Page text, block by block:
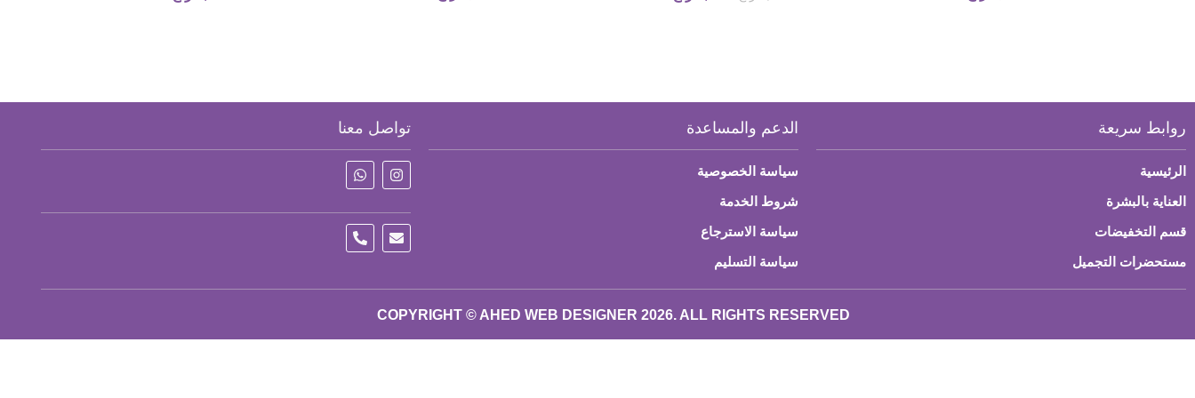
روابط سريعة
الرئيسية
العناية بالبشرة
قسم التخفيضات
مستحضرات التجميل
الدعم والمساعدة
سياسة الخصوصية
شروط الخدمة
سياسة الاسترجاع
سياسة التسليم
تواصل معنا
COPYRIGHT © AHED WEB DESIGNER 2026. ALL RIGHTS RESERVED